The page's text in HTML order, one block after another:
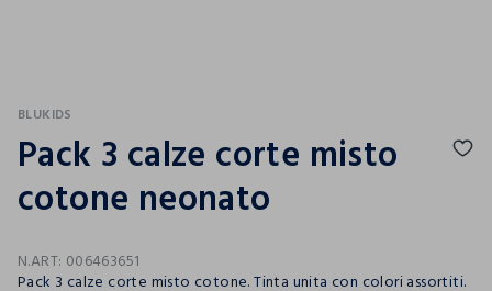
BLUKIDS
Pack 3 calze corte misto
cotone neonato
N.ART: 006463651
Pack 3 calze corte misto cotone. Tinta unita con colori assortiti.